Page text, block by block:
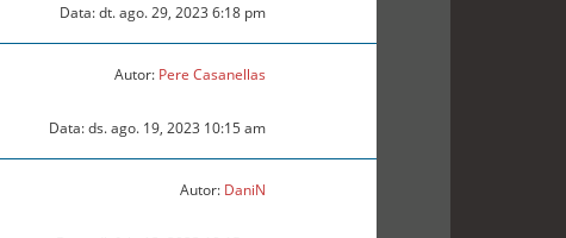
Data: dt. ago. 29, 2023 6:18 pm
Autor: Pere Casanellas
Data: ds. ago. 19, 2023 10:15 am
Autor: DaniN